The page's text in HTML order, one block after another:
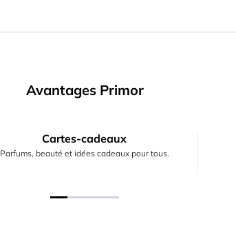
Avantages Primor
Cartes-cadeaux
Parfums, beauté et idées cadeaux pour tous.